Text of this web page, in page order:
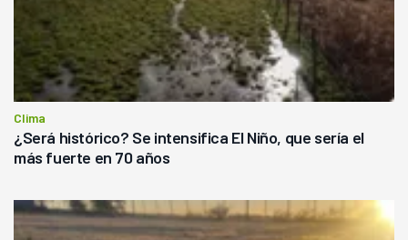
Clima
¿Será histórico? Se intensifica El Niño, que sería el
más fuerte en 70 años